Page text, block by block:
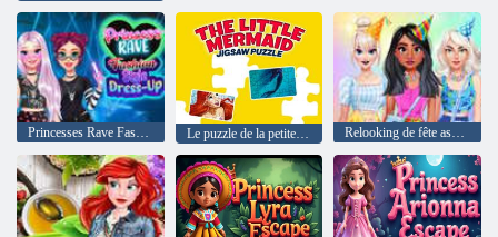
Princesses Rave Fashion Style Dress Up Le puzzle de la petite sirène Relooking de fête assez pastel